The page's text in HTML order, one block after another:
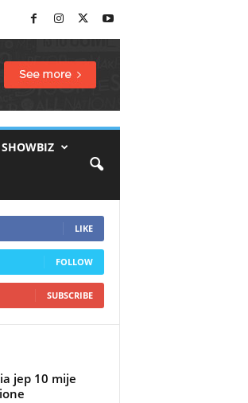
SHOWBIZ
LIKE
FOLLOW
SUBSCRIBE
jep 10 mije